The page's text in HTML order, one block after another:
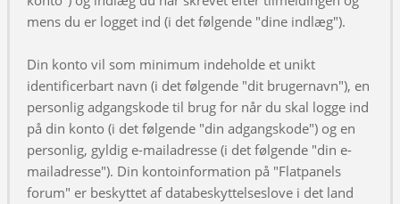
mens du er logget ind (i det følgende "dine indlæg").
Din konto vil som minimum indeholde et unikt
identificerbart navn (i det følgende "dit brugernavn"), en
personlig adgangskode til brug for når du skal logge ind
på din konto (i det følgende "din adgangskode") og en
personlig, gyldig e-mailadresse (i det følgende "din e-
mailadresse"). Din kontoinformation på "Flatpanels
forum" er beskyttet af databeskyttelseslove i det land